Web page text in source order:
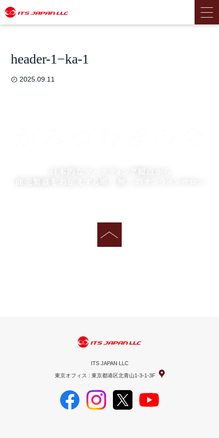
header-1−ka-1
2025.09.11
ITS JAPAN LLC
東京オフィス : 東京都港区北青山1-3-1-3F